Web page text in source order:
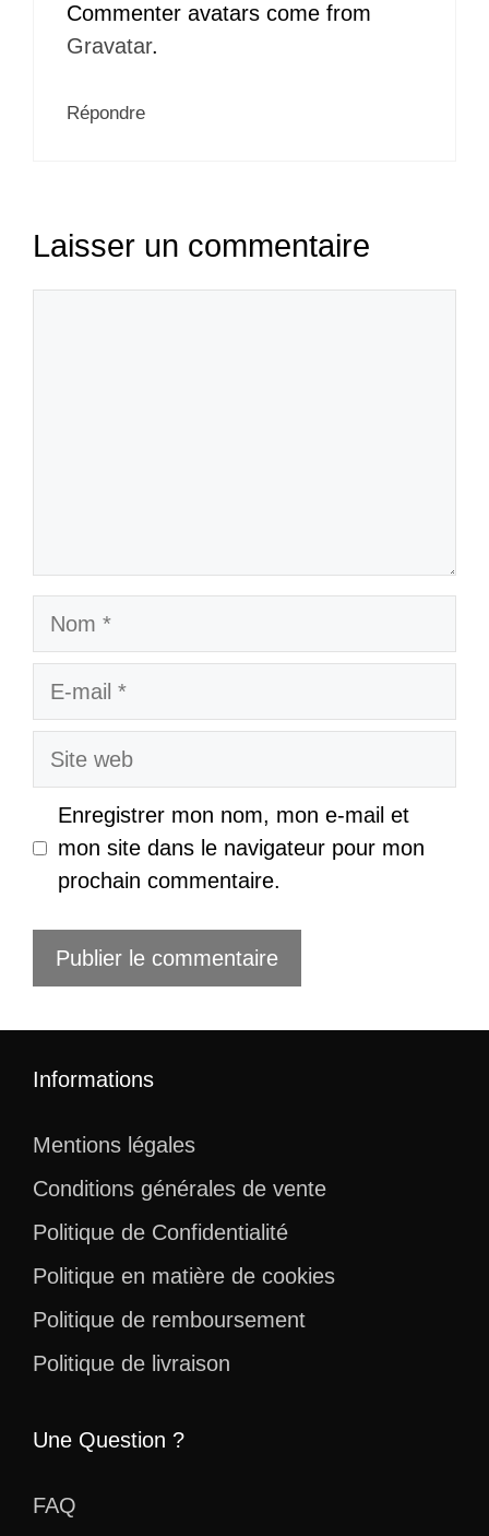
Commenter avatars come from
Gravatar.
Répondre
Laisser un commentaire
Nom
E-
Site
Enregistrer mon nom, mon e-mail et
mon site dans le navigateur pour mon
prochain commentaire.
Informations
Mentions légales
Conditions générales de vente
Politique de Confidentialité
Politique en matière de cookies
Politique de remboursement
Politique de livraison
Une Question ?
FAQ